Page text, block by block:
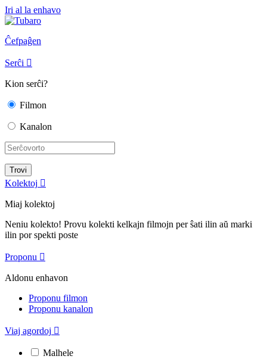
Iri al la enhavo
Ĉefpaĝen
Serĉi 
Kion serĉi?
Filmon
Kanalon
Kolektoj 
Miaj kolektoj
Neniu kolekto! Provu kolekti kelkajn filmojn per ŝati ilin aŭ marki
ilin por spekti poste
Proponu 
Aldonu enhavon
Proponu filmon
Proponu kanalon
Viaj agordoj 
Malhele